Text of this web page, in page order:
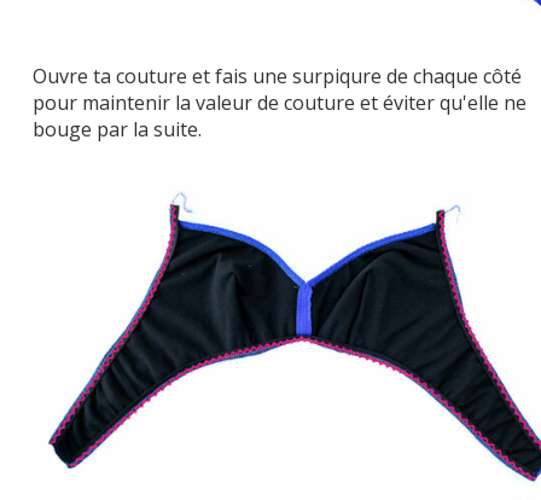
Ouvre ta couture et fais une surpiqure de chaque côté
pour maintenir la valeur de couture et éviter qu'elle ne
bouge par la suite.